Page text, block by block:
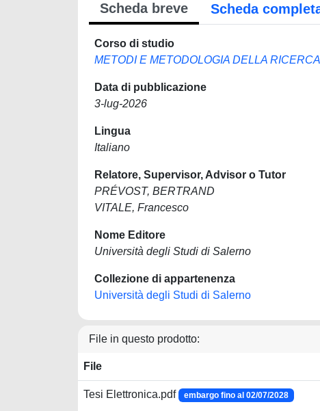
Scheda breve Scheda
Corso di studio
METODI E METODOLOGIA DELLA
Data di pubblicazione
3-lug-2026
Lingua
Italiano
Relatore, Supervisor, Advisor o Tutor
PRÉVOST, BERTRAND
VITALE, Francesco
Nome Editore
Università degli Studi di Salerno
Collezione di appartenenza
Università degli Studi di Salerno
File in questo prodotto:
File
Tesi Elettronica.pdf embargo fino al 02/07/2028